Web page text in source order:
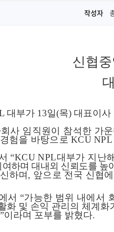
작성자
신협
대부가 13일(목) 대표이사
사 임직원이 참석한 가
험을 바탕으로KCU NPL
“KCU NPL대부가 지난
하며 대내외 신뢰도를 높
하며, 앞으로 전국 신협
서 “가능한 범위 내에서
화 및 손익 관리의 체계
”이라며 포부를 밝혔다.